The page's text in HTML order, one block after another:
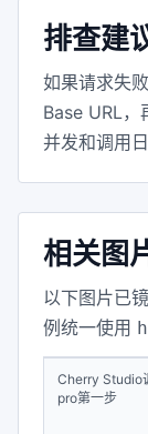
排查建
如果请求失
Base URL，
并发和调用日
相关图
以下图片已
例统一使用
Cherry Studio
pro第一步